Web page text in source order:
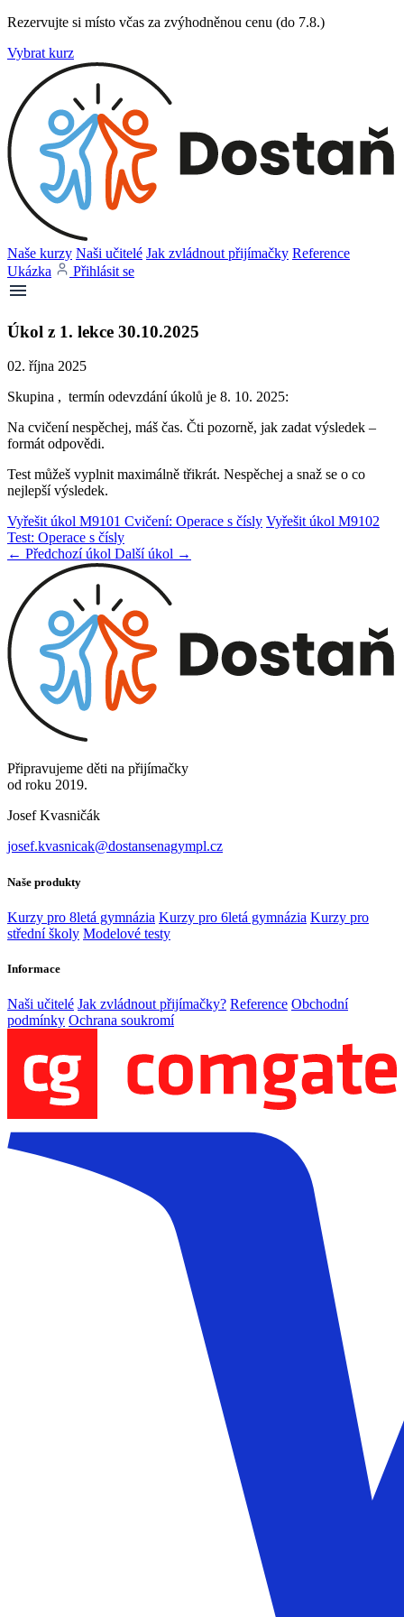
Rezervujte si místo včas za zvýhodněnou cenu (do 7.8.)
Vybrat kurz
Naše kurzy Naši učitelé Jak zvládnout přijímačky Reference
Ukázka
Přihlásit se
Úkol z 1. lekce 30.10.2025
02. října 2025
Skupina , termín odevzdání úkolů je 8. 10. 2025:
Na cvičení nespěchej, máš čas. Čti pozorně, jak zadat výsledek –
formát odpovědi.
Test můžeš vyplnit maximálně třikrát. Nespěchej a snaž se o co
nejlepší výsledek.
Vyřešit úkol M9101 Cvičení: Operace s čísly Vyřešit úkol M9102
Test: Operace s čísly
← Předchozí úkol Další úkol →
Připravujeme děti na přijímačky
od roku 2019.
Josef Kvasničák
josef.kvasnicak@dostansenagympl.cz
Naše produkty
Kurzy pro 8letá gymnázia Kurzy pro 6letá gymnázia Kurzy pro
střední školy Modelové testy
Informace
Naši učitelé Jak zvládnout přijímačky? Reference Obchodní
podmínky Ochrana soukromí